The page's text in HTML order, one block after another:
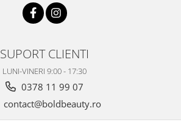
SUPORT CLIENTI
LUNI-VINERI 9:00 - 17:30
0378 11 99 07
contact@boldbeauty.ro